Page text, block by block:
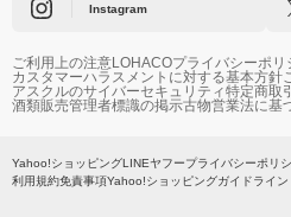
Instagram
ご利用上の注意LOHACOプライバシーポリ
カスタマーハラスメントに対する基本方針
アスクルのサイバーセキュリティ特定商取
酒類販売管理者標識の掲示古物営業法に基
Yahoo!ショッピングLINEヤフープライバシーポリ
利用規約免責事項Yahoo!ショッピングガイドライン